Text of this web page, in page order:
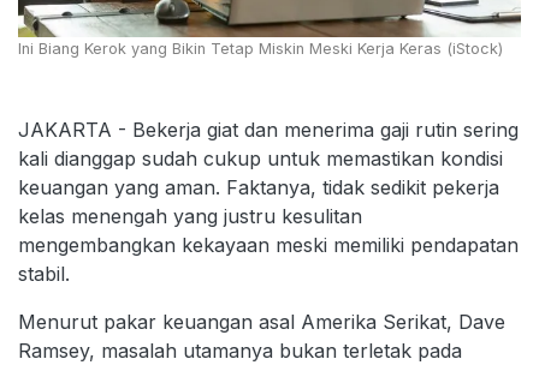
Ini Biang Kerok yang Bikin Tetap Miskin Meski Kerja Keras (iStock)
JAKARTA - Bekerja giat dan menerima gaji rutin sering
kali dianggap sudah cukup untuk memastikan kondisi
keuangan yang aman. Faktanya, tidak sedikit pekerja
kelas menengah yang justru kesulitan
mengembangkan kekayaan meski memiliki pendapatan
stabil.
Menurut pakar keuangan asal Amerika Serikat, Dave
Ramsey, masalah utamanya bukan terletak pada